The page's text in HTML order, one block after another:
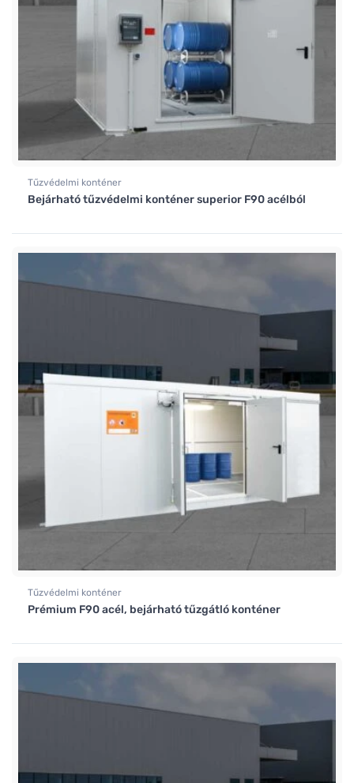
Tűzvédelmi konténer
Bejárható tűzvédelmi konténer superior F90 acélból
Tűzvédelmi konténer
Prémium F90 acél, bejárható tűzgátló konténer